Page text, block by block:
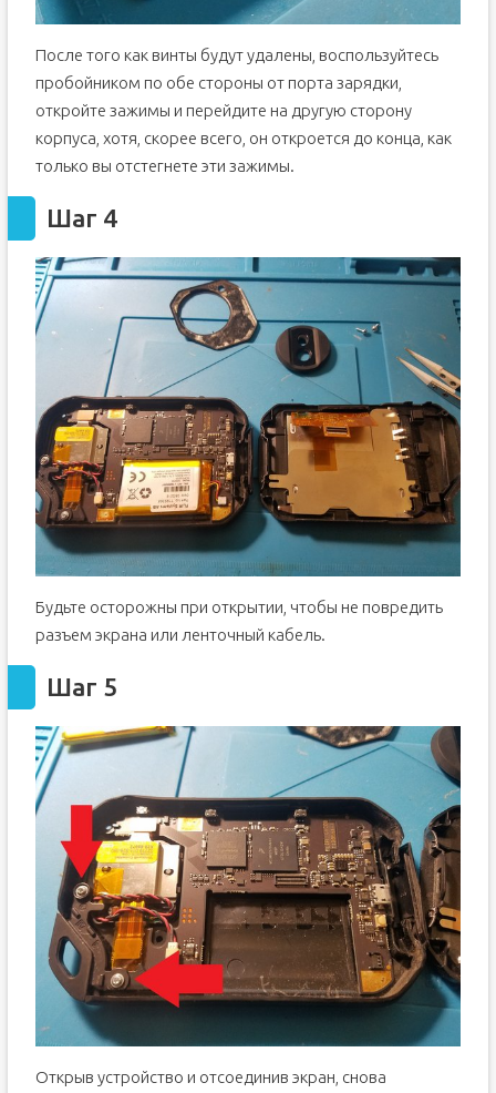
После того как винты будут удалены, воспользуйтесь
пробойником по обе стороны от порта зарядки,
откройте зажимы и перейдите на другую сторону
корпуса, хотя, скорее всего, он откроется до конца, как
только вы отстегнете эти зажимы.
Шаг 4
Будьте осторожны при открытии, чтобы не повредить
разъем экрана или ленточный кабель.
Шаг 5
Открыв устройство и отсоединив экран, снова